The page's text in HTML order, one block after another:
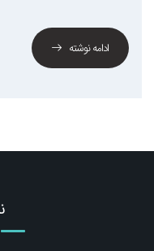
ادامه نوشته